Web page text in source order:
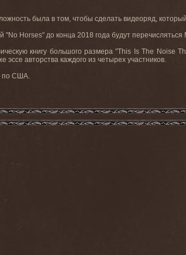
была в том, чтобы сделать видеоряд,
"No Horses" до конца 2018 года будут
книгу большого размера "This Is The Noise
авторства каждого из четырех участников.
по США.